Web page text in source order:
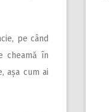
pe când
cheamă în
așa cum ai